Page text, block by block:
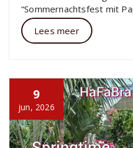
“Sommernachtsfest mit
Lees meer
9
jun, 2026